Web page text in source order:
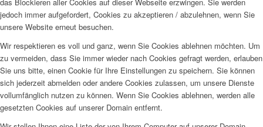
jedoch immer aufgefordert, Cookies zu akzeptieren / abzulehnen, wenn Sie
unsere Website erneut besuchen.
Wir respektieren es voll und ganz, wenn Sie Cookies ablehnen möchten. Um
zu vermeiden, dass Sie immer wieder nach Cookies gefragt werden, erlauben
Sie uns bitte, einen Cookie für Ihre Einstellungen zu speichern. Sie können
sich jederzeit abmelden oder andere Cookies zulassen, um unsere Dienste
vollumfänglich nutzen zu können. Wenn Sie Cookies ablehnen, werden alle
gesetzten Cookies auf unserer Domain entfernt.